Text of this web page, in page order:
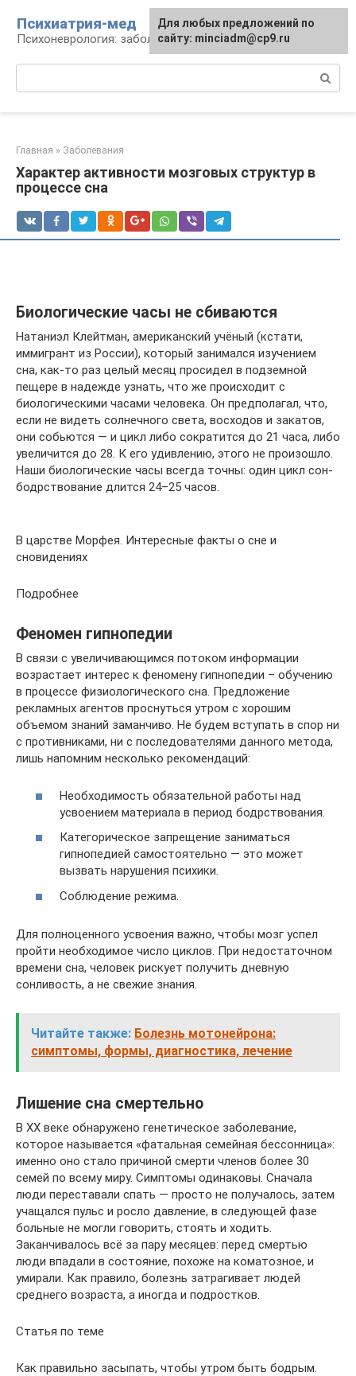
контенту
Психиатрия-мед
Психоневрология: заболевания и терапия
Главная » Заболевания
Характер активности мозговых структур в
процессе сна
Биологические часы не сбиваются
Натаниэл Клейтман, американский учёный (кстати,
иммигрант из России), который занимался изучением
сна, как-то раз целый месяц просидел в подземной
пещере в надежде узнать, что же происходит с
биологическими часами человека. Он предполагал, что,
если не видеть солнечного света, восходов и закатов,
они собьются — и цикл либо сократится до 21 часа, либо
увеличится до 28. К его удивлению, этого не произошло.
Наши биологические часы всегда точны: один цикл сон-
бодрствование длится 24–25 часов.
В царстве Морфея. Интересные факты о сне и
сновидениях
Подробнее
Феномен гипнопедии
В связи с увеличивающимся потоком информации
возрастает интерес к феномену гипнопедии – обучению
в процессе физиологического сна. Предложение
рекламных агентов проснуться утром с хорошим
объемом знаний заманчиво. Не будем вступать в спор ни
с противниками, ни с последователями данного метода,
лишь напомним несколько рекомендаций:
Необходимость обязательной работы над
усвоением материала в период бодрствования.
Категорическое запрещение заниматься
гипнопедией самостоятельно — это может
вызвать нарушения психики.
Соблюдение режима.
Для полноценного усвоения важно, чтобы мозг успел
пройти необходимое число циклов. При недостаточном
времени сна, человек рискует получить дневную
сонливость, а не свежие знания.
Читайте также: Болезнь мотонейрона:
симптомы, формы, диагностика, лечение
Лишение сна смертельно
В XX веке обнаружено генетическое заболевание,
которое называется «фатальная семейная бессонница»:
именно оно стало причиной смерти членов более 30
семей по всему миру. Симптомы одинаковы. Сначала
люди переставали спать — просто не получалось, затем
учащался пульс и росло давление, в следующей фазе
больные не могли говорить, стоять и ходить.
Заканчивалось всё за пару месяцев: перед смертью
люди впадали в состояние, похоже на коматозное, и
умирали. Как правило, болезнь затрагивает людей
среднего возраста, а иногда и подростков.
Статья по теме
Как правильно засыпать, чтобы утром быть бодрым.
Для любых предложений по
сайту: minciadm@cp9.ru